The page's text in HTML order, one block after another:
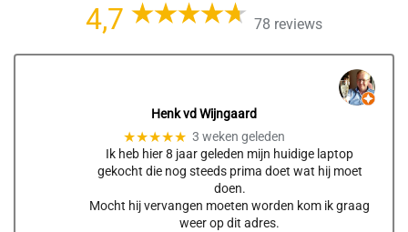
4,7 78 reviews
Henk vd Wijngaard
★★★★★ 3 weken geleden
Ik heb hier 8 jaar geleden mijn huidige laptop
gekocht die nog steeds prima doet wat hij moet
doen.
Mocht hij vervangen moeten worden kom ik graag
weer op dit adres.